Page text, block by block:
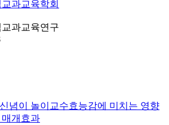
과교육학회
과교육연구
념이 놀이교수효능감에 미치는 영향
개효과